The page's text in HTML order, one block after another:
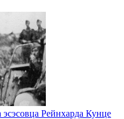
эсэсовца Рейнхарда Кунце